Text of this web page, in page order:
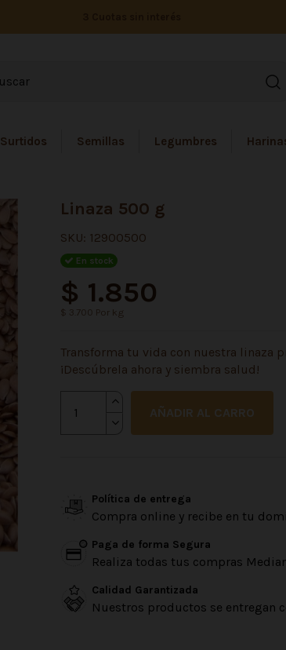
Surtidos Semillas Legumbres
Linaza 500 g
SKU: 12900500
En stock
$ 1.850
$ 3.700 Por kg
Transforma tu vida con nuestra linaza
¡Descúbrela ahora y siembra salud!
AÑADIR AL CARRO
Política de entrega
Compra online y recibe en tu
Paga de forma Segura
Realiza todas tus compras
Calidad Garantizada
Nuestros productos se entregan